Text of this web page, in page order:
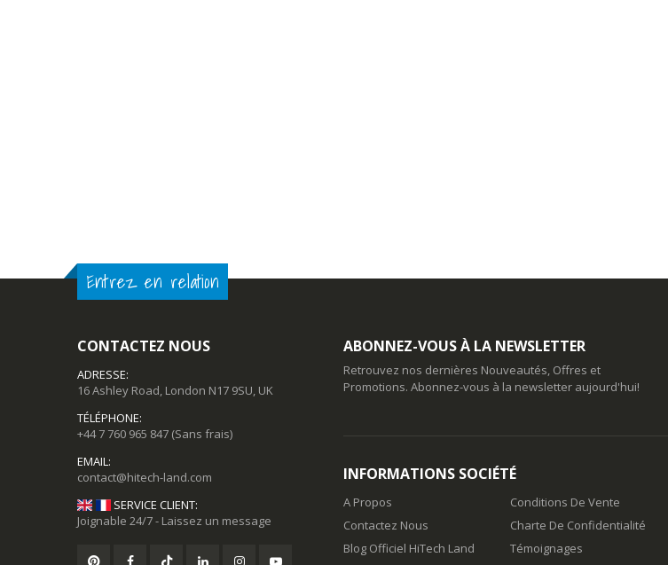
Entrez en relation
CONTACTEZ NOUS
ADRESSE:
16 Ashley Road, London N17 9SU, UK
TÉLÉPHONE:
+44 7 760 965 847 (Sans frais)
EMAIL:
SERVICE CLIENT:
Joignable 24/7 - Laissez un message
ABONNEZ-VOUS À LA NEWSLETTER
Retrouvez nos dernières Nouveautés, Offres et
Promotions. Abonnez-vous à la newsletter aujourd'hui!
INFORMATIONS SOCIÉTÉ
A Propos
Contactez Nous
Blog Officiel HiTech Land
Conditions De Vente
Charte De Confidentialité
Témoignages